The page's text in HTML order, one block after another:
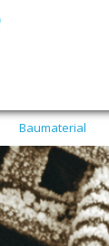
Baumaterial